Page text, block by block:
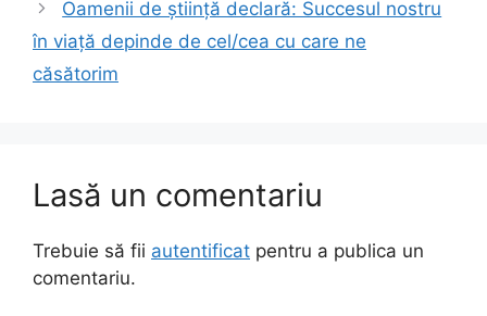
Oamenii de știință declară: Succesul nostru
în viață depinde de cel/cea cu care ne
căsătorim
Lasă un comentariu
Trebuie să fii autentificat pentru a publica un
comentariu.